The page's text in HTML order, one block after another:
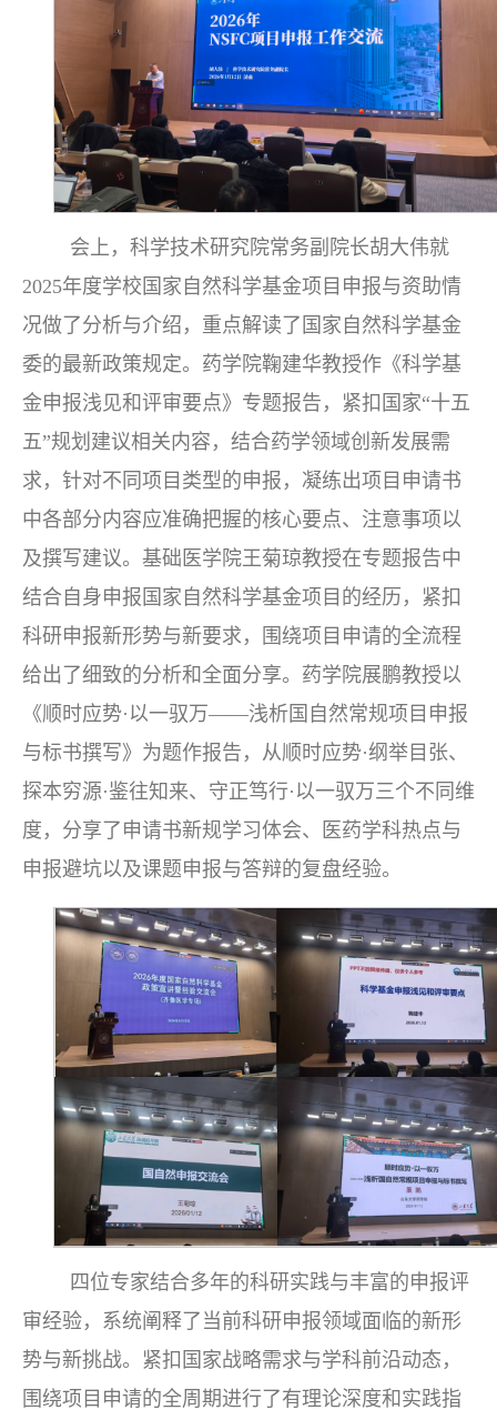
会上，科学技术研究院常务副院长胡大伟就
2025年度学校国家自然科学基金项目申报与资助情
况做了分析与介绍，重点解读了国家自然科学基金
委的最新政策规定。药学院鞠建华教授作《科学基
金申报浅见和评审要点》专题报告，紧扣国家“十五
五”规划建议相关内容，结合药学领域创新发展需
求，针对不同项目类型的申报，凝练出项目申请书
中各部分内容应准确把握的核心要点、注意事项以
及撰写建议。基础医学院王菊琼教授在专题报告中
结合自身申报国家自然科学基金项目的经历，紧扣
科研申报新形势与新要求，围绕项目申请的全流程
给出了细致的分析和全面分享。药学院展鹏教授以
《顺时应势·以一驭万——浅析国自然常规项目申报
与标书撰写》为题作报告，从顺时应势·纲举目张、
探本穷源·鉴往知来、守正笃行·以一驭万三个不同维
度，分享了申请书新规学习体会、医药学科热点与
申报避坑以及课题申报与答辩的复盘经验。
四位专家结合多年的科研实践与丰富的申报评
审经验，系统阐释了当前科研申报领域面临的新形
势与新挑战。紧扣国家战略需求与学科前沿动态，
围绕项目申请的全周期进行了有理论深度和实践指